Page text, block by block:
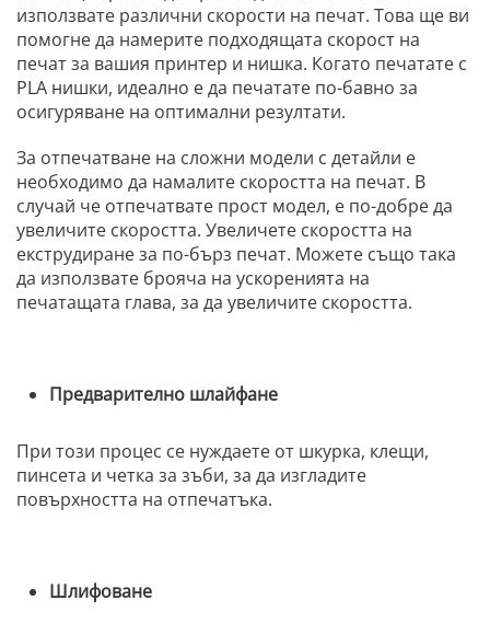
използвате различни скорости на печат. Това ще ви
помогне да намерите подходящата скорост на
печат за вашия принтер и нишка. Когато печатате с
PLA нишки, идеално е да печатате по-бавно за
осигуряване на оптимални резултати.
За отпечатване на сложни модели с детайли е
необходимо да намалите скоростта на печат. В
случай че отпечатвате прост модел, е по-добре да
увеличите скоростта. Увеличете скоростта на
екструдиране за по-бърз печат. Можете също така
да използвате брояча на ускоренията на
печатащата глава, за да увеличите скоростта.
Предварително шлайфане
При този процес се нуждаете от шкурка, клещи,
пинсета и четка за зъби, за да изгладите
повърхността на отпечатъка.
Шлифоване